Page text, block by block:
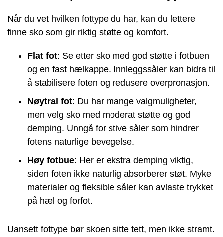
Når du vet hvilken fottype du har, kan du lettere
finne sko som gir riktig støtte og komfort.
Flat fot: Se etter sko med god støtte i fotbuen
og en fast hælkappe. Innleggssåler kan bidra til
å stabilisere foten og redusere overpronasjon.
Nøytral fot: Du har mange valgmuligheter,
men velg sko med moderat støtte og god
demping. Unngå for stive såler som hindrer
fotens naturlige bevegelse.
Høy fotbue: Her er ekstra demping viktig,
siden foten ikke naturlig absorberer støt. Myke
materialer og fleksible såler kan avlaste trykket
på hæl og forfot.
Uansett fottype bør skoen sitte tett, men ikke stramt.